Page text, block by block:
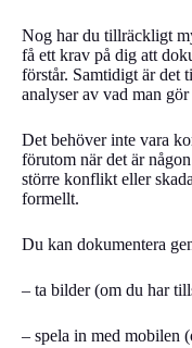
Nog har du tillräckligt
få ett krav på dig att
förstår. Samtidigt är det
analyser av vad man
Det behöver inte vara
förutom när det är
större konflikt eller
formellt.
Du kan dokumentera
– ta bilder (om du har
– spela in med mobilen